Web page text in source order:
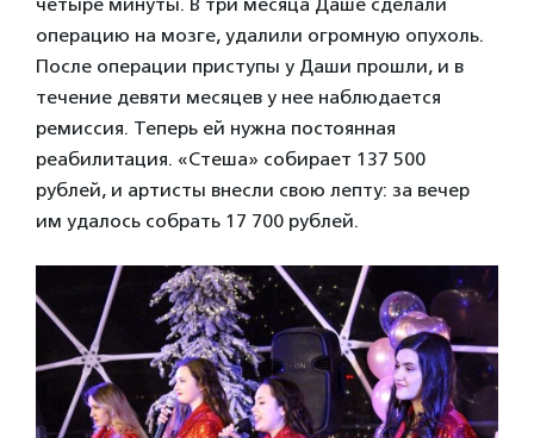
операцию на мозге, удалили огромную опухоль.
После операции приступы у Даши прошли, и в
течение девяти месяцев у нее наблюдается
ремиссия. Теперь ей нужна постоянная
реабилитация. «Стеша» собирает 137 500
рублей, и артисты внесли свою лепту: за вечер
им удалось собрать 17 700 рублей.